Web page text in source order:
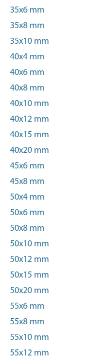
35x6 mm
35x8 mm
35x10 mm
40x4 mm
40x6 mm
40x8 mm
40x10 mm
40x12 mm
40x15 mm
40x20 mm
45x6 mm
45x8 mm
50x4 mm
50x6 mm
50x8 mm
50x10 mm
50x12 mm
50x15 mm
50x20 mm
55x6 mm
55x8 mm
55x10 mm
55x12 mm